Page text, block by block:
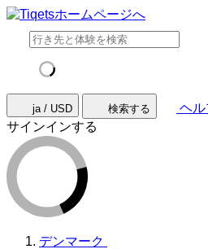
ja / USD 検索する
ヘル
サインインする
デンマーク